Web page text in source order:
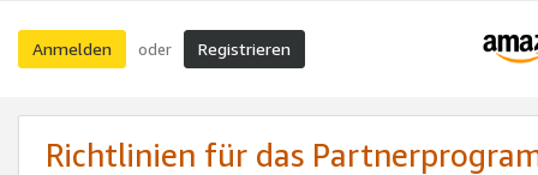
Anmelden oder Registrieren
Richtlinien für das